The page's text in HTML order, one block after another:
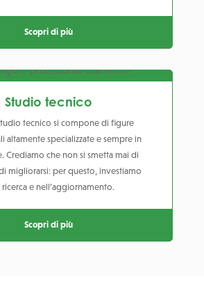
Scopri di più
Studio tecnico
tecnico si compone di figure
altamente specializzate e sempre in
Crediamo che non si smetta mai di
migliorarsi: per questo, investiamo
ricerca e nell’aggiornamento.
Scopri di più